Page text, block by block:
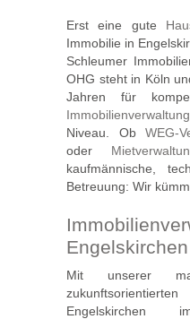
Erst eine gute
Immobilie in
Schleumer
OHG steht in Köln
Jahren für
Immobilienverwaltung
Niveau. ObWEG-
oder
kaufmännische,
Betreuung: Wir
Engelskirchen
Mit unserer